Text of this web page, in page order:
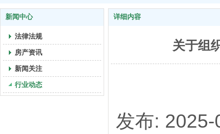
新闻中心
法律法规
房产资讯
新闻关注
行业动态
详细内容
关于组
发布: